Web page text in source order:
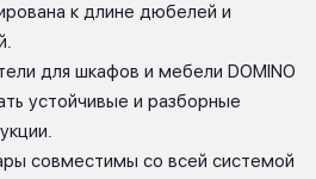
к длине дюбелей и
для шкафов и мебели DOMINO
устойчивые и разборные
совместимы со всей системой